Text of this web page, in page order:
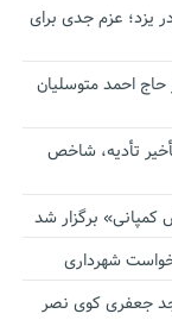
یزد؛ عزم جدی برای
حاج احمد متوسلیان
تأدیه، شاخص
برگزار شد
شهرداری
جعفری کوی نصر